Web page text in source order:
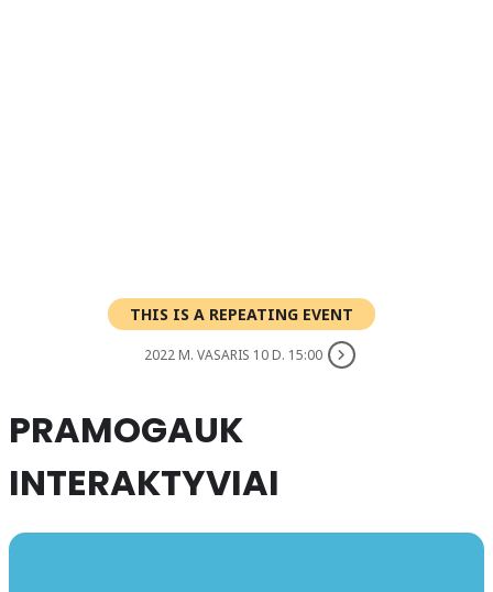
THIS IS A REPEATING EVENT
2022 M. VASARIS 10 D. 15:00
PRAMOGAUK
INTERAKTYVIAI